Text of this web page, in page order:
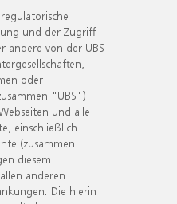
und der Zugriff
andere von der UBS
oder
"UBS")
und alle
einschließlich
(zusammen
diesem
anderen
Die hierin